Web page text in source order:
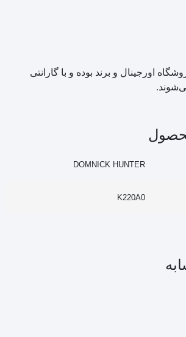
اورجینال و برند بوده و با گارانتی
DOMNICK HUNTER
K220A0